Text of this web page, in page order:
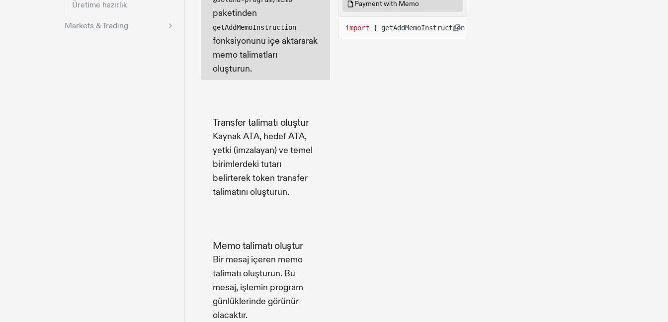
Üretime hazırlık
Markets & Trading
paketinden
getAddMemoInstruction
fonksiyonunu içe aktararak
memo talimatları
oluşturun.
Transfer talimatı oluştur
Kaynak ATA, hedef ATA,
yetki (imzalayan) ve temel
birimlerdeki tutarı
belirterek token transfer
talimatını oluşturun.
Memo talimatı oluştur
Bir mesaj içeren memo
talimatı oluşturun. Bu
mesaj, işlemin program
günlüklerinde görünür
olacaktır.
Payment with Memo
import { getAddMemoInstruction }